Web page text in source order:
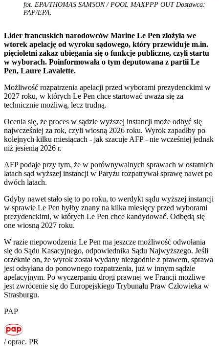
fot. EPA/THOMAS SAMSON / POOL MAXPPP OUT Dostawca:
PAP/EPA.
Lider francuskich narodowców Marine Le Pen złożyła we
wtorek apelację od wyroku sądowego, który przewiduje m.in.
pięcioletni zakaz ubiegania się o funkcje publiczne, czyli startu
w wyborach. Poinformowała o tym deputowana z partii Le
Pen, Laure Lavalette.
Możliwość rozpatrzenia apelacji przed wyborami prezydenckimi w
2027 roku, w których Le Pen chce startować uważa się za
technicznie możliwą, lecz trudną.
Ocenia się, że proces w sądzie wyższej instancji może odbyć się
najwcześniej za rok, czyli wiosną 2026 roku. Wyrok zapadłby po
kolejnych kilku miesiącach - jak szacuje AFP - nie wcześniej jednak
niż jesienią 2026 r.
AFP podaje przy tym, że w porównywalnych sprawach w ostatnich
latach sąd wyższej instancji w Paryżu rozpatrywał sprawę nawet po
dwóch latach.
Gdyby nawet stało się to po roku, to werdykt sądu wyższej instancji
w sprawie Le Pen byłby znany na kilka miesięcy przed wyborami
prezydenckimi, w których Le Pen chce kandydować. Odbędą się
one wiosną 2027 roku.
W razie niepowodzenia Le Pen ma jeszcze możliwość odwołania
się do Sądu Kasacyjnego, odpowiednika Sądu Najwyższego. Jeśli
orzeknie on, że wyrok został wydany niezgodnie z prawem, sprawa
jest odsyłana do ponownego rozpatrzenia, już w innym sądzie
apelacyjnym. Po wyczerpaniu drogi prawnej we Francji możliwe
jest zwrócenie się do Europejskiego Trybunału Praw Człowieka w
Strasburgu.
PAP
/ oprac. PR